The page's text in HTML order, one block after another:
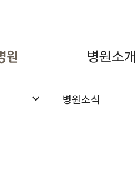
병원소개
병원소식